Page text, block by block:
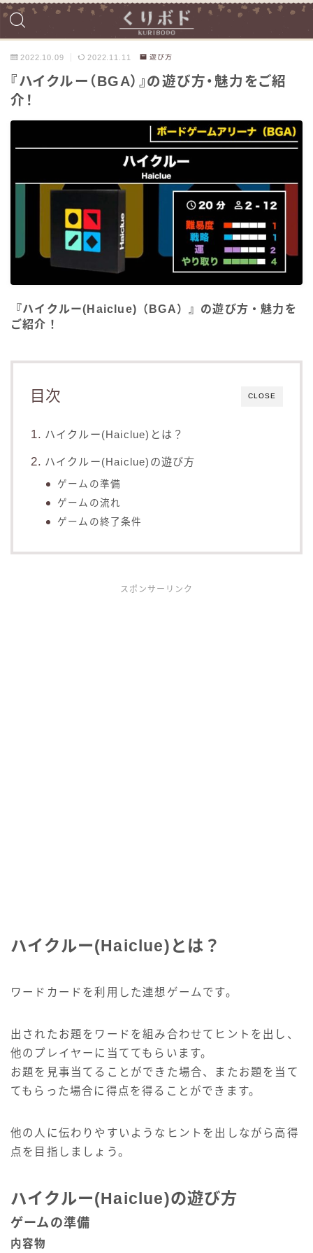
2022.10.09 2022.11.11 遊び方
『ハイクルー（BGA）』の遊び方・魅力をご紹
介！
『ハイクルー(Haiclue)（BGA）』の遊び方・魅力を
ご紹介！
CLOSE
目次
ハイクルー(Haiclue)とは？
ハイクルー(Haiclue)の遊び方
ゲームの準備
ゲームの流れ
ゲームの終了条件
スポンサーリンク
ハイクルー(Haiclue)とは？
ワードカードを利用した連想ゲームです。
出されたお題をワードを組み合わせてヒントを出し、
他のプレイヤーに当ててもらいます。
お題を見事当てることができた場合、またお題を当て
てもらった場合に得点を得ることができます。
他の人に伝わりやすいようなヒントを出しながら高得
点を目指しましょう。
ハイクルー(Haiclue)の遊び方
ゲームの準備
内容物